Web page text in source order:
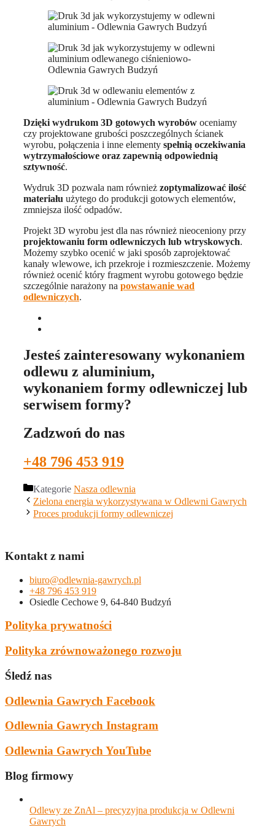
Dzięki wydrukom 3D gotowych wyrobów oceniamy
czy projektowane grubości poszczególnych ścianek
wyrobu, połączenia i inne elementy spełnią oczekiwania
wytrzymałościowe oraz zapewnią odpowiednią
sztywność.
Wydruk 3D pozwala nam również zoptymalizować ilość
materiału użytego do produkcji gotowych elementów,
zmniejsza ilość odpadów.
Projekt 3D wyrobu jest dla nas również nieoceniony przy
projektowaniu form odlewniczych lub wtryskowych.
Możemy szybko ocenić w jaki sposób zaprojektować
kanały wlewowe, ich przekroje i rozmieszczenie. Możemy
również ocenić który fragment wyrobu gotowego będzie
szczególnie narażony na powstawanie wad
odlewniczych.
Jesteś zainteresowany wykonaniem
odlewu z aluminium,
wykonaniem formy odlewniczej lub
serwisem formy?
Zadzwoń do nas
+48 796 453 919
Kategorie Nasza odlewnia
Zielona energia wykorzystywana w Odlewni Gawrych
Proces produkcji formy odlewniczej
Kontakt z nami
biuro@odlewnia-gawrych.pl
+48 796 453 919
Osiedle Cechowe 9, 64-840 Budzyń
Polityka prywatności
Polityka zrównoważonego rozwoju
Śledź nas
Odlewnia Gawrych Facebook
Odlewnia Gawrych Instagram
Odlewnia Gawrych YouTube
Blog firmowy
Odlewy ze ZnAl – precyzyjna produkcja w Odlewni
Gawrych